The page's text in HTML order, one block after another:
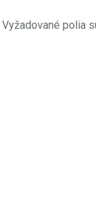
Vyžadované polia